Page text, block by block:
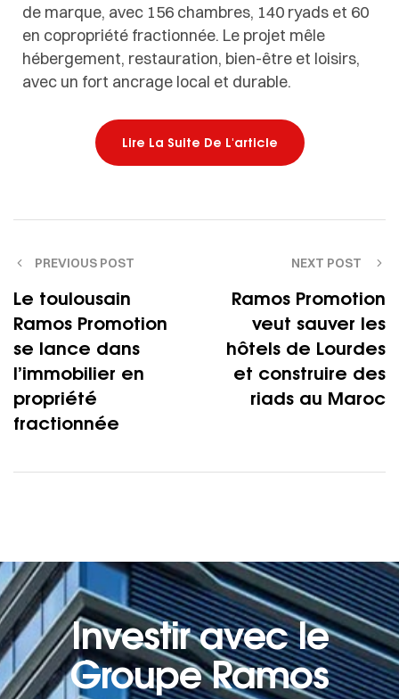
de marque, avec 156 chambres, 140 ryads et 60
en copropriété fractionnée. Le projet mêle
hébergement, restauration, bien-être et loisirs,
avec un fort ancrage local et durable.
Lire La Suite De L'article
PREVIOUS POST
Le toulousain
Ramos Promotion
se lance dans
l’immobilier en
propriété
fractionnée
NEXT POST
Ramos Promotion
veut sauver les
hôtels de Lourdes
et construire des
riads au Maroc
Investir avec le
Groupe Ramos